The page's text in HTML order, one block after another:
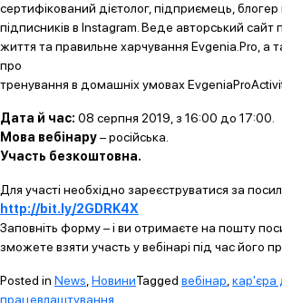
сертифікований дієтолог, підприємець, блогер
підписників в Instagram. Веде авторський сайт
життя та правильне харчування Evgenia.Pro, а
про
тренування в домашніх умовах
Дата й час: 08 серпня 2019, з 16:00 до 17:00.
Мова вебінару– російська.
Участь безкоштовна.
Для участі необхідно зареєструватися за
http://bit.ly/2GDRK4X
Заповніть форму – і ви отримаєте на пошту
зможете взяти участь у вебінарі під час його
Posted in News НовиниTagged вебінар кар'єра
працевлаштування